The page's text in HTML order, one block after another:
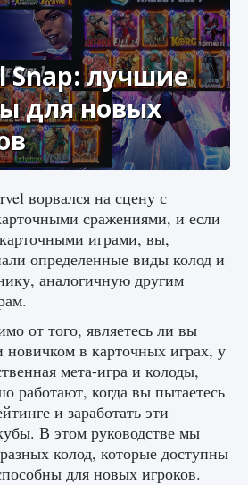
Snap: лучшие
для новых
ворвался на сцену с
сражениями, и если
играми, вы,
определенные виды колод и
аналогичную другим
от того, являетесь ли вы
новичком в карточных играх, у
мета-игра и колоды,
работают, когда вы пытаетесь
и заработать эти
В этом руководстве мы
колод, которые доступны
для новых игроков.